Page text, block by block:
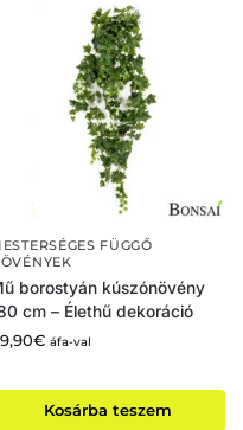
FÜGGŐ
borostyán kúszónövény
cm – Élethű dekoráció
€ áfa-val
Kosárba teszem